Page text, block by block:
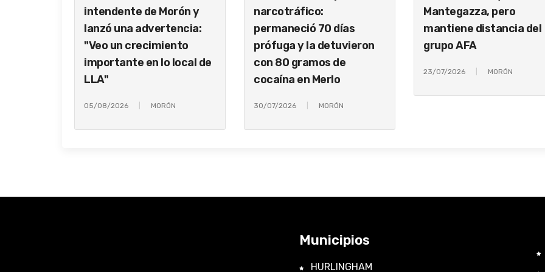
intendente de Morón y
lanzó una advertencia:
"Veo un crecimiento
importante en lo local de
LLA"
05/08/2026 MORÓN
narcotráfico:
permaneció 70 días
prófuga y la detuvieron
con 80 gramos de
cocaína en Merlo
30/07/2026 MORÓN
Mantegazza, pero
mantiene distancia del
grupo AFA
23/07/2026 MORÓN
Municipios
HURLINGHAM